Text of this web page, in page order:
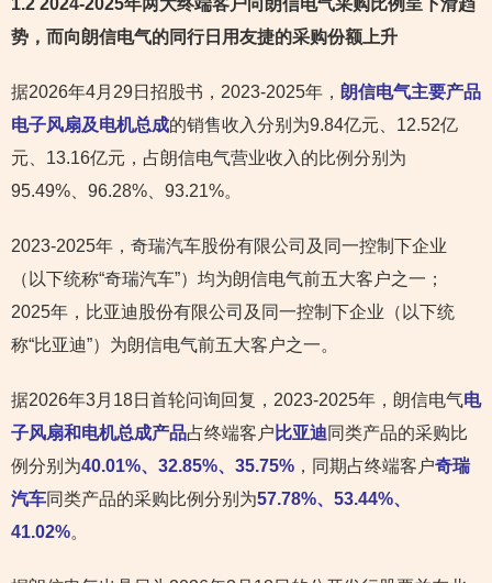
1.2 2024-2025年两大终端客户向朗信电气采购比例呈下滑趋
势，而向朗信电气的同行日用友捷的采购份额上升
据2026年4月29日招股书，2023-2025年， 朗信电气主要产品
电子风扇及电机总成的销售收入分别为9.84亿元、12.52亿
元、13.16亿元，占朗信电气营业收入的比例分别为
95.49%、96.28%、93.21%。
2023-2025年，奇瑞汽车股份有限公司及同一控制下企业
（以下统称“奇瑞汽车”）均为朗信电气前五大客户之一；
2025年，比亚迪股份有限公司及同一控制下企业（以下统
称“比亚迪”）为朗信电气前五大客户之一。
据2026年3月18日首轮问询回复，2023-2025年，朗信电气电
子风扇和电机总成产品占终端客户 比亚迪同类产品的采购比
例分别为40.01%、32.85%、35.75% ，同期占终端客户奇瑞
汽车同类产品的采购比例分别为57.78%、53.44%、
41.02%。